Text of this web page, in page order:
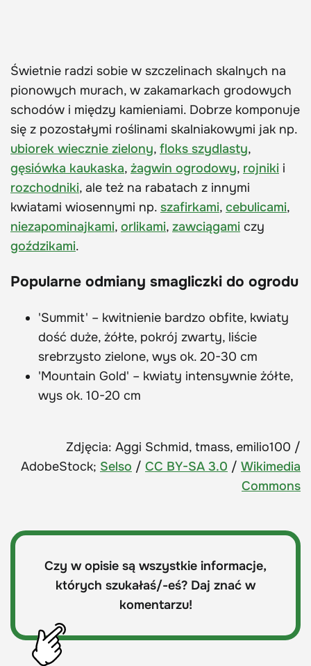
Świetnie radzi sobie w szczelinach skalnych na
pionowych murach, w zakamarkach grodowych
schodów i między kamieniami. Dobrze komponuje
się z pozostałymi roślinami skalniakowymi jak np.
ubiorek wiecznie zielony, floks szydlasty,
gęsiówka kaukaska, żagwin ogrodowy, rojniki i
rozchodniki, ale też na rabatach z innymi
kwiatami wiosennymi np. szafirkami, cebulicami,
niezapominajkami, orlikami, zawciągami czy
goździkami.
Popularne odmiany smagliczki do ogrodu
'Summit' – kwitnienie bardzo obfite, kwiaty
dość duże, żółte, pokrój zwarty, liście
srebrzysto zielone, wys ok. 20-30 cm
'Mountain Gold' – kwiaty intensywnie żółte,
wys ok. 10-20 cm
Zdjęcia: Aggi Schmid, tmass, emilio100 /
AdobeStock; Selso / CC BY-SA 3.0 / Wikimedia
Commons
Czy w opisie są wszystkie informacje,
których szukałaś/-eś? Daj znać w
komentarzu!